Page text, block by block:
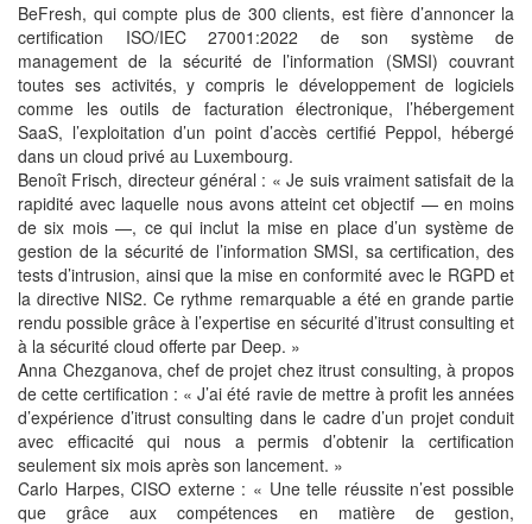
BeFresh, qui compte plus de 300 clients, est fière d’annoncer la
certification ISO/IEC 27001:2022 de son système de
management de la sécurité de l’information (SMSI) couvrant
toutes ses activités, y compris le développement de logiciels
comme les outils de facturation électronique, l’hébergement
SaaS, l’exploitation d’un point d’accès certifié Peppol, hébergé
dans un cloud privé au Luxembourg.
Benoît Frisch, directeur général : « Je suis vraiment satisfait de la
rapidité avec laquelle nous avons atteint cet objectif — en moins
de six mois —, ce qui inclut la mise en place d’un système de
gestion de la sécurité de l’information SMSI, sa certification, des
tests d’intrusion, ainsi que la mise en conformité avec le RGPD et
la directive NIS2. Ce rythme remarquable a été en grande partie
rendu possible grâce à l’expertise en sécurité d’itrust consulting et
à la sécurité cloud offerte par Deep. »
Anna Chezganova, chef de projet chez itrust consulting, à propos
de cette certification : « J’ai été ravie de mettre à profit les années
d’expérience d’itrust consulting dans le cadre d’un projet conduit
avec efficacité qui nous a permis d’obtenir la certification
seulement six mois après son lancement. »
Carlo Harpes, CISO externe : « Une telle réussite n’est possible
que grâce aux compétences en matière de gestion,